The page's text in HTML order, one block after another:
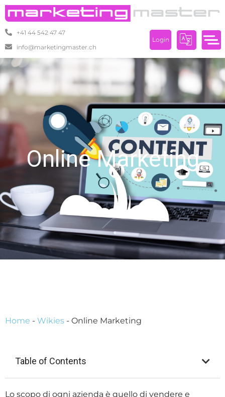
+41 44 542 47 47
info@marketingmaster.ch
Login
Online Marketing
Home - Wikies - Online Marketing
Table of Contents
Lo scopo di ogni azienda è quello di vendere e